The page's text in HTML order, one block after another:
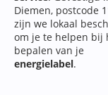
Diemen, postcode
zijn we lokaal
om je te helpen bij
bepalen van je
energielabel.